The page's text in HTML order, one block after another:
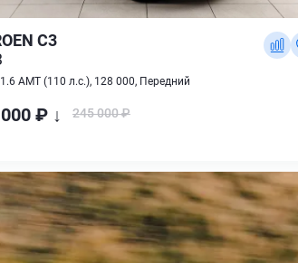
C3
AMT (110 л.с.), 128 000, Передний
₽ ↓ 245 000 ₽